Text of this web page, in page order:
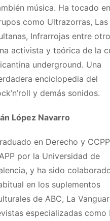
música. Ha tocado en
como Ultrazorras, Las
Infrarrojas entre
activista y teórica de la
underground. Una
enciclopedia del
y demás sonidos.
López Navarro
en Derecho y
por la Universidad de
y ha sido
en los suplementos
de ABC, La
especializadas como